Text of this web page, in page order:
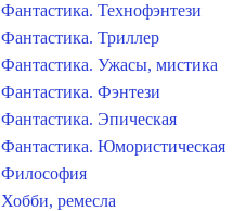
Фантастика. Технофэнтези
Фантастика. Триллер
Фантастика. Ужасы, мистика
Фантастика. Фэнтези
Фантастика. Эпическая
Фантастика. Юмористическая
Философия
Хобби, ремесла